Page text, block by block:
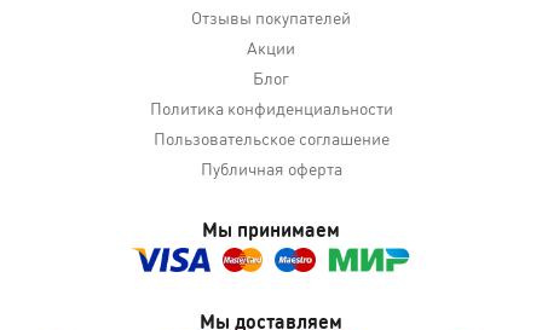
Отзывы покупателей
Акции
Блог
Политика конфиденциальности
Пользовательское соглашение
Публичная оферта
Мы принимаем
Мы доставляем